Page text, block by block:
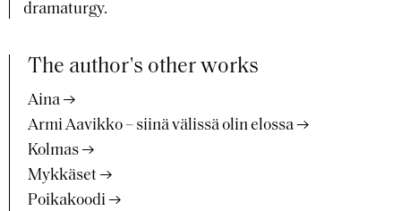
dramaturgy.
The author's other works
Aina
Armi Aavikko – siinä välissä olin elossa
Kolmas
Mykkäset
Poikakoodi